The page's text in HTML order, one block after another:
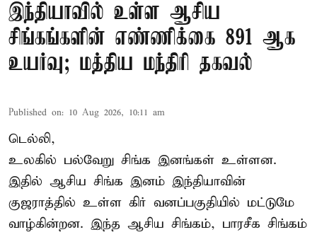
இந்தியாவில் உள்ள ஆசிய
சிங்கங்களின் எண்ணிக்கை 891 ஆக
உயர்வு; மத்திய மந்திரி தகவல்
Published on: 10 Aug 2026, 10:11 am
டெல்லி,
உலகில் பல்வேறு சிங்க இனங்கள் உள்ளன.
இதில் ஆசிய சிங்க இனம் இந்தியாவின்
குஜராத்தில் உள்ள கிர் வனப்பகுதியில் மட்டுமே
வாழ்கின்றன. இந்த ஆசிய சிங்கம், பாரசீக சிங்கம்